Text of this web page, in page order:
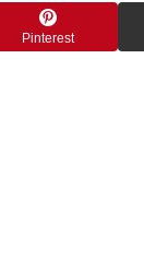
Pinterest